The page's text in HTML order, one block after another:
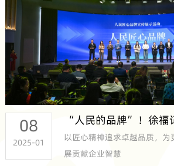
08
2025-01
以匠心精神追求卓越品质，
展贡献企业智慧